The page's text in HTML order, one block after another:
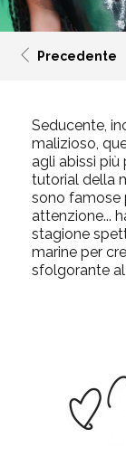
Precedente
Seducente,
malizioso,
agli abissi più
tutorial della
sono famose
attenzione...
stagione
marine per
sfolgorante